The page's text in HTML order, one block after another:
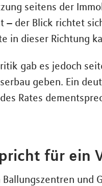
seitens der
– der Blick richtet
in dieser Richtung
gab es jedoch
geben. Ein
Rates
für ein
Ballungszentren und